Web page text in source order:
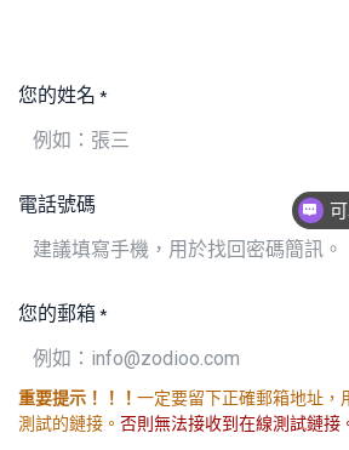
您的姓名 *
電話號碼
您的郵箱*
重要提示！！！ 一定要留下正確郵箱地址，
測試的鏈接。 否則無法接收到在線測試鏈接